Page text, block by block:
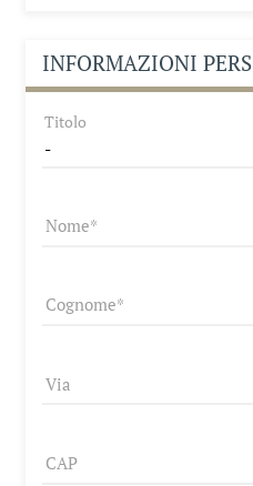
INFORMAZIONI
Titolo
Nome
Cognome
Via
CAP